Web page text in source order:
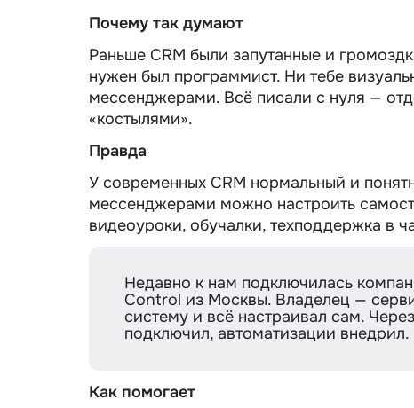
Почему так думают
Раньше CRM были запутанные и
нужен был программист. Ни тебе
мессенджерами. Всё писали с нуля —
«костылями».
Правда
У современных CRM нормальный и
мессенджерами можно настроить
видеоуроки, обучалки, техподдержка в
Недавно к нам подключилась
Control из Москвы. Владелец —
систему и всё настраивал сам.
подключил, автоматизации внедрил.
Как помогает